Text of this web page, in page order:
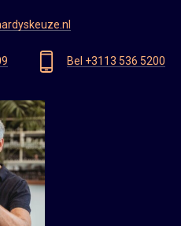
Bel +3113 536 5200